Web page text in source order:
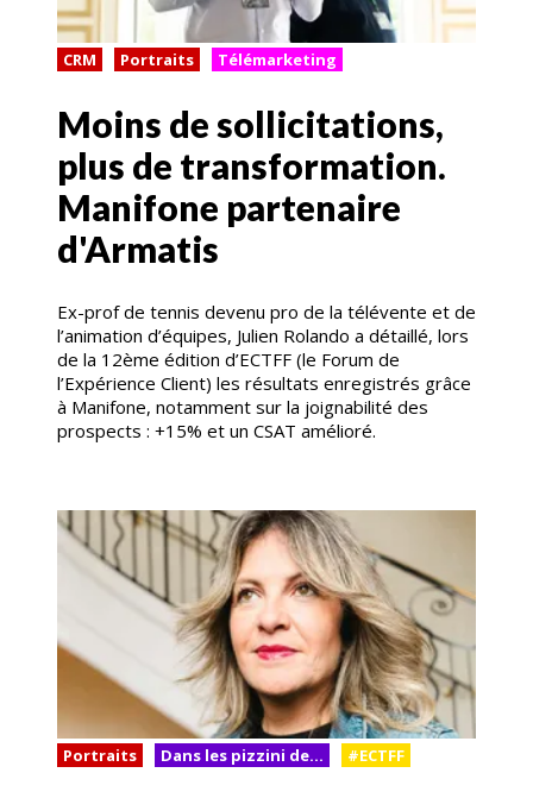
CRM Portraits Télémarketing
Moins de sollicitations,
plus de transformation.
Manifone partenaire
d'Armatis
Ex-prof de tennis devenu pro de la télévente et de
l’animation d’équipes, Julien Rolando a détaillé, lors
de la 12ème édition d’ECTFF (le Forum de
l’Expérience Client) les résultats enregistrés grâce
à Manifone, notamment sur la joignabilité des
prospects : +15% et un CSAT amélioré.
Portraits Dans les pizzini de... #ECTFF